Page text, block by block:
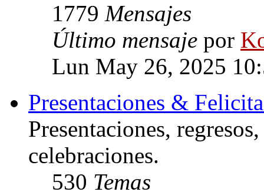
1779 Mensajes
Último mensaje por
Lun May 26, 2025
Presentaciones &
Presentaciones,
celebraciones.
530 Temas